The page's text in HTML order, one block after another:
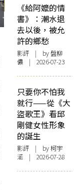
《給阿嬤的情
書》：潮水退
去以後，被允
許的鄉愁
影評 | by 盤柳
儂 | 2026-07-23
只要你不怕我
就行——從《大
盜歌王》看邱
剛健女性形象
的誕生
影評 | by 柯宇
涵 | 2026-07-28